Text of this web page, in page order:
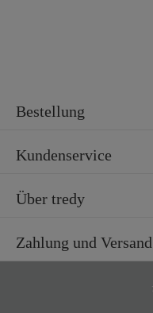
Bestellung
Kundenservice
Über tredy
Zahlung und Versand